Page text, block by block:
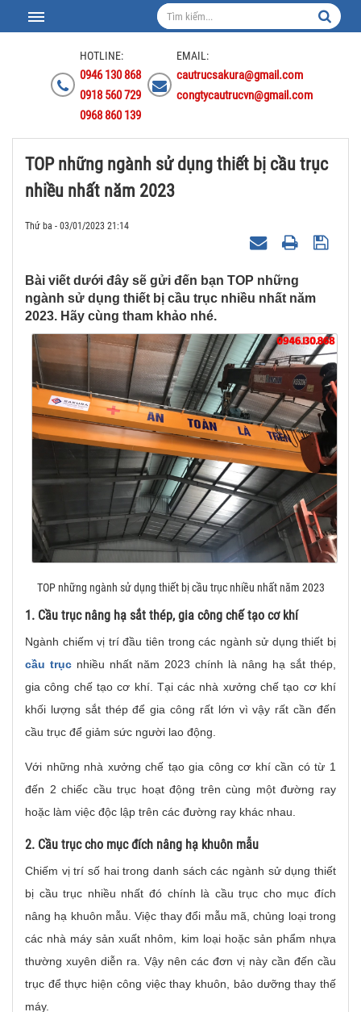
HOTLINE:
0946 130 868
0918 560 729
0968 860 139
EMAIL:
cautrucsakura@gmail.com
congtycautrucvn@gmail.com
TOP những ngành sử dụng thiết bị cầu trục
nhiều nhất năm 2023
Thứ ba - 03/01/2023 21:14
Bài viết dưới đây sẽ gửi đến bạn TOP những
ngành sử dụng thiết bị cầu trục nhiều nhất năm
2023. Hãy cùng tham khảo nhé.
TOP những ngành sử dụng thiết bị cầu trục nhiều nhất năm 2023
1. Cầu trục nâng hạ sắt thép, gia công chế tạo cơ khí
Ngành chiếm vị trí đầu tiên trong các ngành sử dụng thiết bị
cầu trục nhiều nhất năm 2023 chính là nâng hạ sắt thép,
gia công chế tạo cơ khí. Tại các nhà xưởng chế tạo cơ khí
khối lượng sắt thép để gia công rất lớn vì vậy rất cần đến
cầu trục để giảm sức người lao động.
Với những nhà xưởng chế tạo gia công cơ khí cần có từ 1
đến 2 chiếc cầu trục hoạt động trên cùng một đường ray
hoặc làm việc độc lập trên các đường ray khác nhau.
2. Cầu trục cho mục đích nâng hạ khuôn mẫu
Chiếm vị trí số hai trong danh sách các ngành sử dụng thiết
bị cầu trục nhiều nhất đó chính là cầu trục cho mục đích
nâng hạ khuôn mẫu. Việc thay đổi mẫu mã, chủng loại trong
các nhà máy sản xuất nhôm, kim loại hoặc sản phẩm nhựa
thường xuyên diễn ra. Vậy nên các đơn vị này cần đến cầu
trục để thực hiện công việc thay khuôn, bảo dưỡng thay thế
máy.